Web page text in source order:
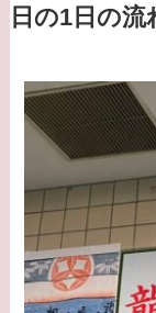
日の1日の